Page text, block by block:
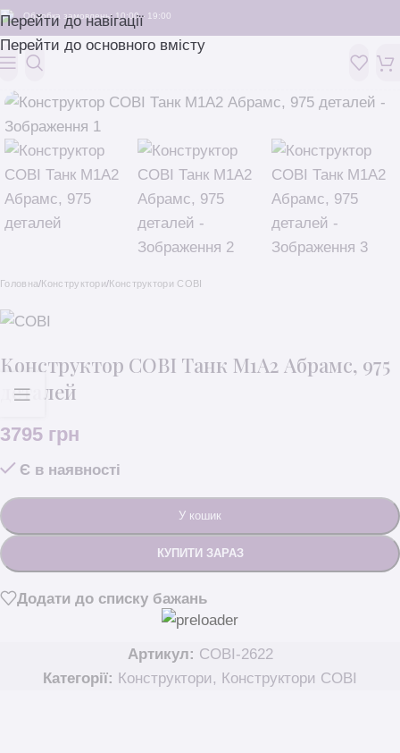
Перейти до навігації
Перейти до основного вмісту
Обробка замовлень: 10:00 - 19:00
Головна/Конструктори/Конструктори COBI
Конструктор COBI Танк M1A2 Абрамс, 975
деталей
3795 грн
Є в наявності
У кошик
КУПИТИ ЗАРАЗ
Додати до списку бажань
Артикул: COBI-2622
Категорії: Конструктори, Конструктори COBI